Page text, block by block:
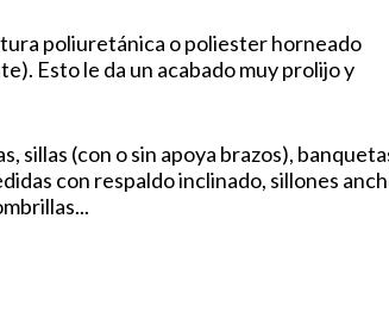
poliuretánica o poliester horneado
Esto le da un acabado muy prolijo y
sillas (con o sin apoya brazos),
con respaldo inclinado, sillones